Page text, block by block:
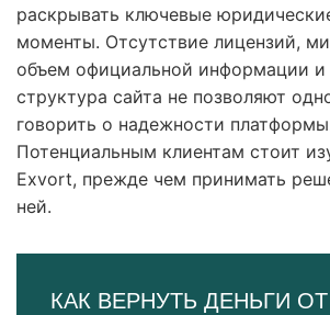
раскрывать ключевые
моменты. Отсутствие лицензий,
объем официальной информации и
структура сайта не позволяют
говорить о надежности
Потенциальным клиентам стоит
Exvort, прежде чем принимать
ней.
КАК ВЕРНУТЬ ДЕНЬГИ